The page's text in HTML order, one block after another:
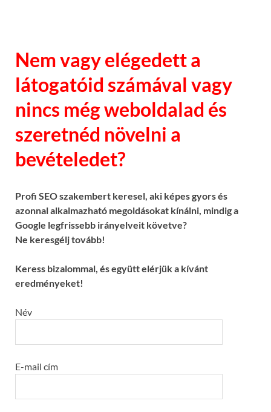
Nem vagy elégedett a
látogatóid számával vagy
nincs még weboldalad és
szeretnéd növelni a
bevételedet?
Profi SEO szakembert keresel, aki képes gyors és
azonnal alkalmazható megoldásokat kínálni, mindig a
Google legfrissebb irányelveit követve?
Ne keresgélj tovább!
Keress bizalommal, és együtt elérjük a kívánt
eredményeket!
Név
E-mail cím